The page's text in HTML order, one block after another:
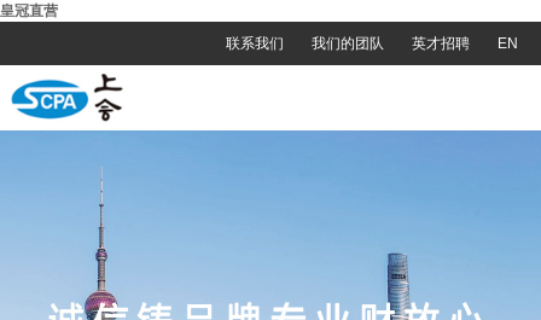
皇冠直营
联系我们
我们的团队 英才招聘 EN